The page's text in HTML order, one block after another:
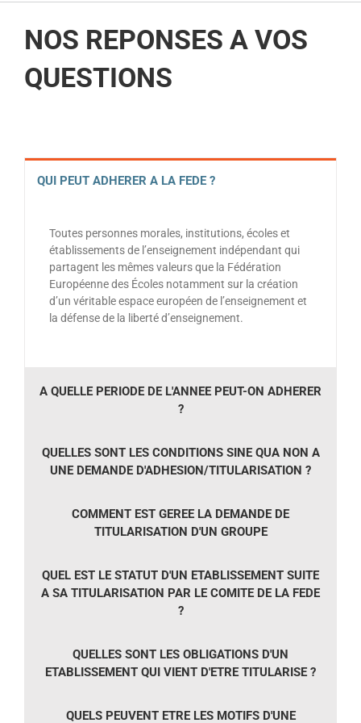
NOS REPONSES A VOS
QUESTIONS
QUI PEUT ADHERER A LA FEDE ?
Toutes personnes morales, institutions, écoles et
établissements de l’enseignement indépendant qui
partagent les mêmes valeurs que la Fédération
Européenne des Écoles notamment sur la création
d’un véritable espace européen de l’enseignement et
la défense de la liberté d’enseignement.
A QUELLE PERIODE DE L'ANNEE PEUT-ON ADHERER
?
QUELLES SONT LES CONDITIONS SINE QUA NON A
UNE DEMANDE D'ADHESION/TITULARISATION ?
COMMENT EST GEREE LA DEMANDE DE
TITULARISATION D'UN GROUPE
QUEL EST LE STATUT D'UN ETABLISSEMENT SUITE
A SA TITULARISATION PAR LE COMITE DE LA FEDE
?
QUELLES SONT LES OBLIGATIONS D'UN
ETABLISSEMENT QUI VIENT D'ETRE TITULARISE ?
QUELS PEUVENT ETRE LES MOTIFS D'UNE